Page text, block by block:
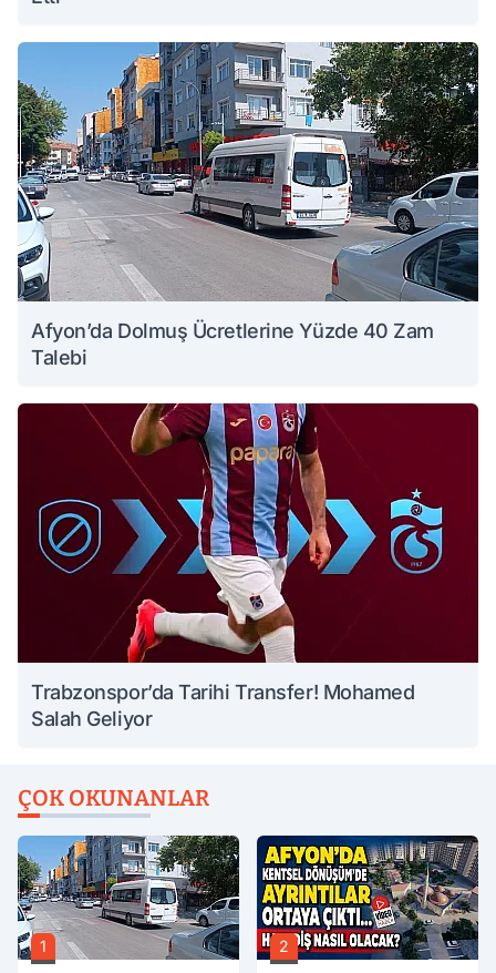
Afyon’da Dolmuş Ücretlerine Yüzde 40 Zam
Talebi
Trabzonspor’da Tarihi Transfer! Mohamed
Salah Geliyor
ÇOK OKUNANLAR
1 2